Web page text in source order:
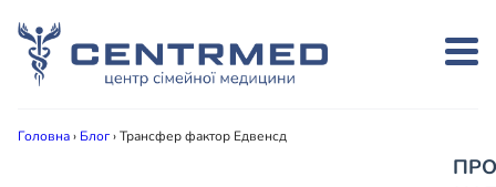
Головна› Блог›Трансфер фактор Едвенсд